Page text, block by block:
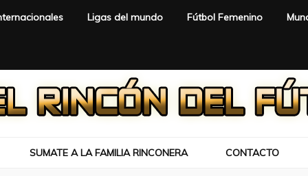
Ligas del mundo Fútbol Femenino
SUMATE A LA FAMILIA RINCONERA CONTACTO